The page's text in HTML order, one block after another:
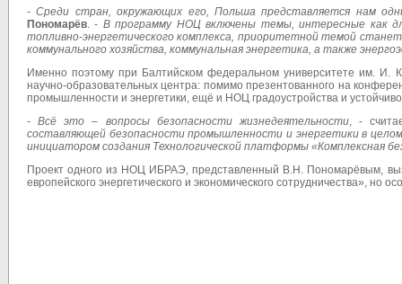
-Среди стран, окружающих его, Польша представляется нам
Пономарёв. - В программу НОЦ включены темы, интересные как
топливно-энергетического комплекса, приоритетной темой
коммунального хозяйства, коммунальная энергетика, а также
Именно поэтому при Балтийском федеральном университете им. И.
научно-образовательных центра: помимо презентованного на
промышленности и энергетики, ещё и НОЦ градоустройства и
- Всё это – вопросы безопасности жизнедеятельности, -
составляющей безопасности промышленности и энергетики в
инициатором создания Технологической платформы «Комплексная
Проект одного из НОЦ ИБРАЭ, представленный В.Н. Пономарёвым,
европейского энергетического и экономического сотрудничества», но